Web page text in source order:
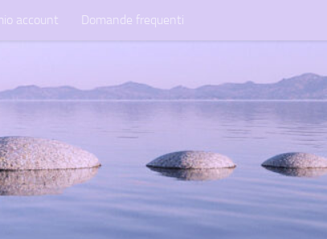
account Domande frequenti